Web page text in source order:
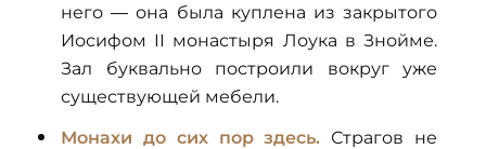
него — она была куплена из закрытого
Иосифом II монастыря Лоука в Знойме.
Зал буквально построили вокруг уже
существующей мебели.
Монахи до сих пор здесь. Страгов не